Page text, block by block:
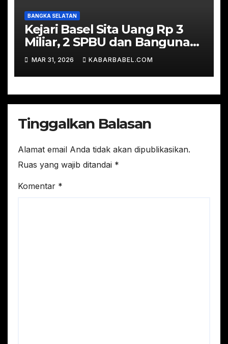
BANGKA SELATAN
Kejari Basel Sita Uang Rp 3
Miliar, 2 SPBU dan Bangunan
Ruko dalam Perkara Korupsi
Timah
MAR 31, 2026 KABARBABEL.COM
Tinggalkan Balasan
Alamat email Anda tidak akan dipublikasikan.
Ruas yang wajib ditandai *
Komentar *